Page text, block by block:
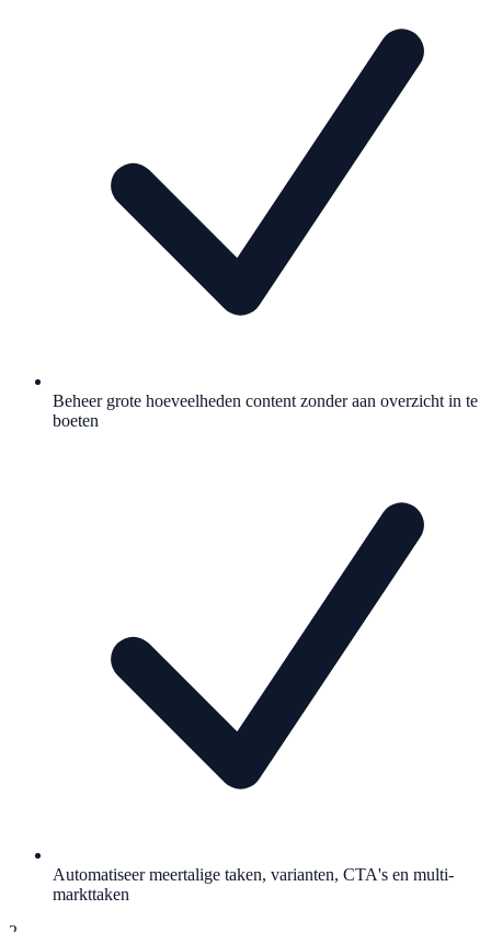
Beheer grote hoeveelheden content zonder aan overzicht in te
boeten
Automatiseer meertalige taken, varianten, CTA's en multi-
markttaken